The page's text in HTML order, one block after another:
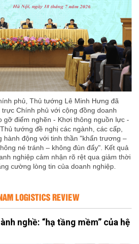
phủ, Thủ tướng Lê Minh Hưng đã
Chính phủ với cộng đồng doanh
gỡ điểm nghẽn - Khơi thông nguồn lực -
tướng đề nghị các ngành, các cấp,
hành động với tinh thần "khẩn trương –
né tránh – không đùn đẩy". Kết quả
nghiệp cảm nhận rõ rệt qua giảm thời
cường lòng tin của doanh nghiệp.
LOGISTICS REVIEW
nghề: “hạ tầng mềm” của hệ